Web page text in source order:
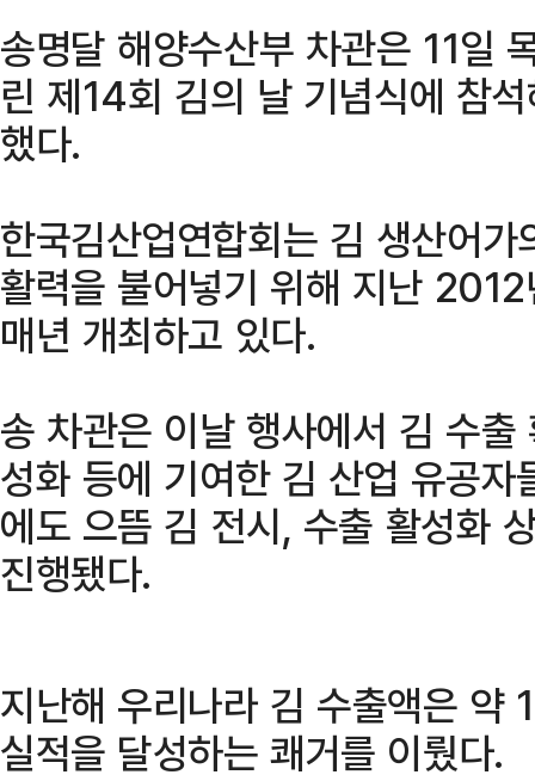
송명달 해양수산부 차관은 11일
린 제14회 김의 날 기념식에 참
했다.
한국김산업연합회는 김 생산어
활력을 불어넣기 위해 지난 2012
매년 개최하고 있다.
송 차관은 이날 행사에서 김 수
성화 등에 기여한 김 산업 유공
에도 으뜸 김 전시, 수출 활성화
진행됐다.
지난해 우리나라 김 수출액은
실적을 달성하는 쾌거를 이뤘다.